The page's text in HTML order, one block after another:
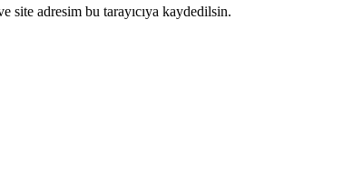
site adresim bu tarayıcıya kaydedilsin.